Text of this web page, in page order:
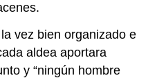
vez bien organizado e
aldea aportara
y “ningún hombre